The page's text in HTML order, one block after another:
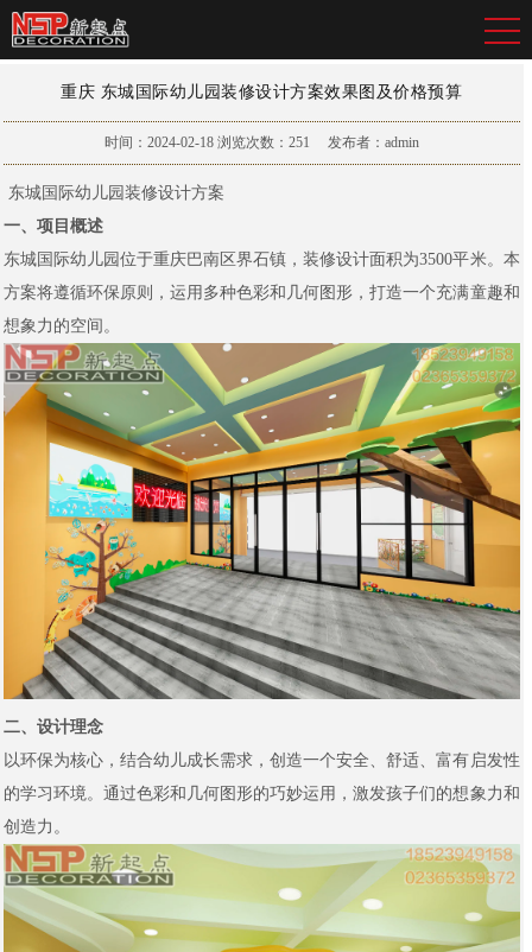
重庆 东城国际幼儿园装修设计方案效果图及价格预算
时间：2024-02-18浏览次数： 251 发布者：admin
东城国际幼儿园装修设计方案
一、项目概述
东城国际幼儿园位于重庆巴南区界石镇，装修设计面积为3500平米。本
方案将遵循环保原则，运用多种色彩和几何图形，打造一个充满童趣和
想象力的空间。
二、设计理念
以环保为核心，结合幼儿成长需求，创造一个安全、舒适、富有启发性
的学习环境。通过色彩和几何图形的巧妙运用，激发孩子们的想象力和
创造力。